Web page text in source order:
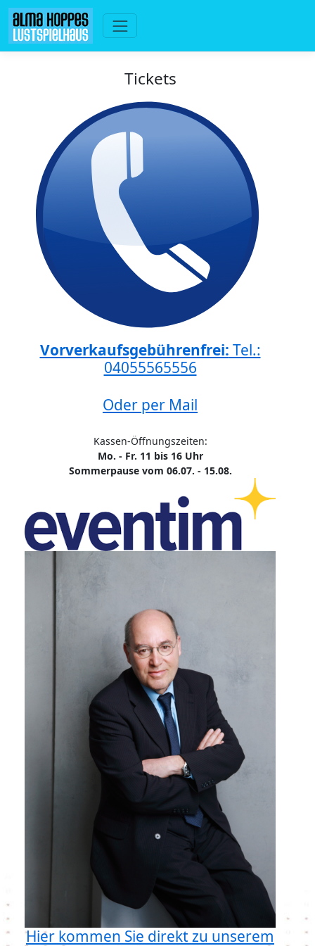
Tickets
Vorverkaufsgebührenfrei: Tel.:
04055565556
Oder per Mail
Kassen-Öffnungszeiten:
Mo. - Fr. 11 bis 16 Uhr
Sommerpause vom 06.07. - 15.08.
Hier kommen Sie direkt zu unserem